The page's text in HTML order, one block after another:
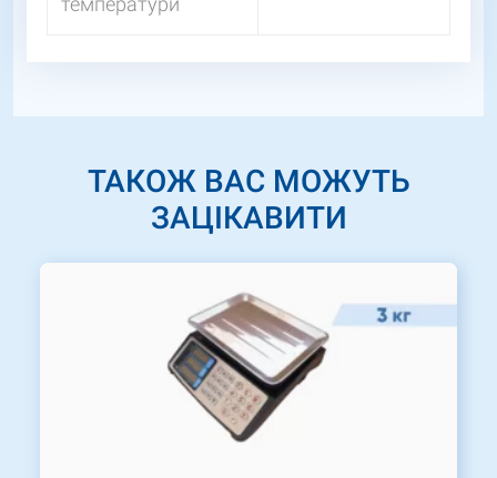
ТАКОЖ ВАС МОЖУТЬ
ЗАЦІКАВИТИ